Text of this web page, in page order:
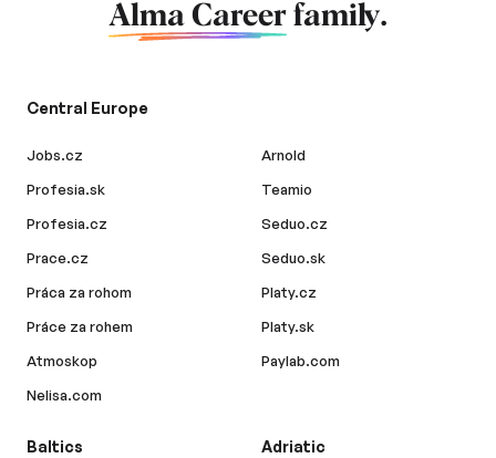
Alma Career family.
Central Europe
Jobs.cz
Profesia.sk
Profesia.cz
Prace.cz
Práca za rohom
Práce za rohem
Atmoskop
Nelisa.com
Arnold
Teamio
Seduo.cz
Seduo.sk
Platy.cz
Platy.sk
Paylab.com
Baltics Adriatic